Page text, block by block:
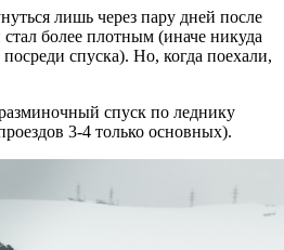
лишь через пару дней после
стал более плотным (иначе никуда
спуска). Но, когда поехали,
спуск по леднику
3-4 только основных).